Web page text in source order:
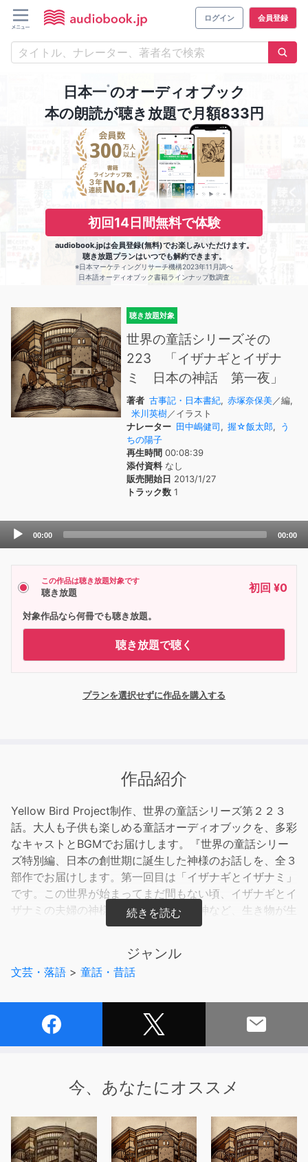
ログイン 会員登録
日本一※のオーディオブック
本の朗読が聴き放題で月額833円
初回14日間無料で体験
audiobook.jpは会員登録(無料)でお楽しみいただけます。
聴き放題プランはいつでも解約できます。
※日本マーケティングリサーチ機構2023年11月調べ
日本語オーディオブック書籍ラインナップ数調査
聴き放題対象
世界の童話シリーズその
223 「イザナギとイザナ
ミ 日本の神話 第一夜」
著者 古事記・日本書紀, 赤塚奈保美／編,
米川英樹／イラスト
ナレーター 田中嶋健司, 握☆飯太郎,
う
ちの陽子
再生時間 00:08:39
添付資料なし
販売開始日 2013/1/27
トラック数 1
Audio
00:00 00:00
この作品は聴き放題対象です
聴き放題 初回 ¥0
対象作品なら何冊でも聴き放題。
聴き放題で聴く
プランを選択せずに作品を購入する
作品紹介
Yellow Bird Project制作、世界の童話シリーズ第２２３
話。大人も子供も楽しめる童話オーディオブックを、多彩
なキャストとBGMでお届けします。『世界の童話シリー
ズ特別編、日本の創世期に誕生した神様のお話しを、全３
部作でお届けします。第一回目は「イザナギとイザナミ」
です。この世界が始まってまだ間もない頃、イザナギとイ
ザナミの夫婦の神様は、海の神や風の神など、生き物が生
活するのに必要な様々な神様を作りました。しかし、イザ
やけどを負ってしまいました・・』
ジャンル
文芸・落語 > 童話・昔話
今、あなたにオススメ